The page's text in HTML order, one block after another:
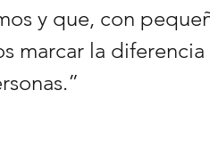
y que, con
marcar la diferencia